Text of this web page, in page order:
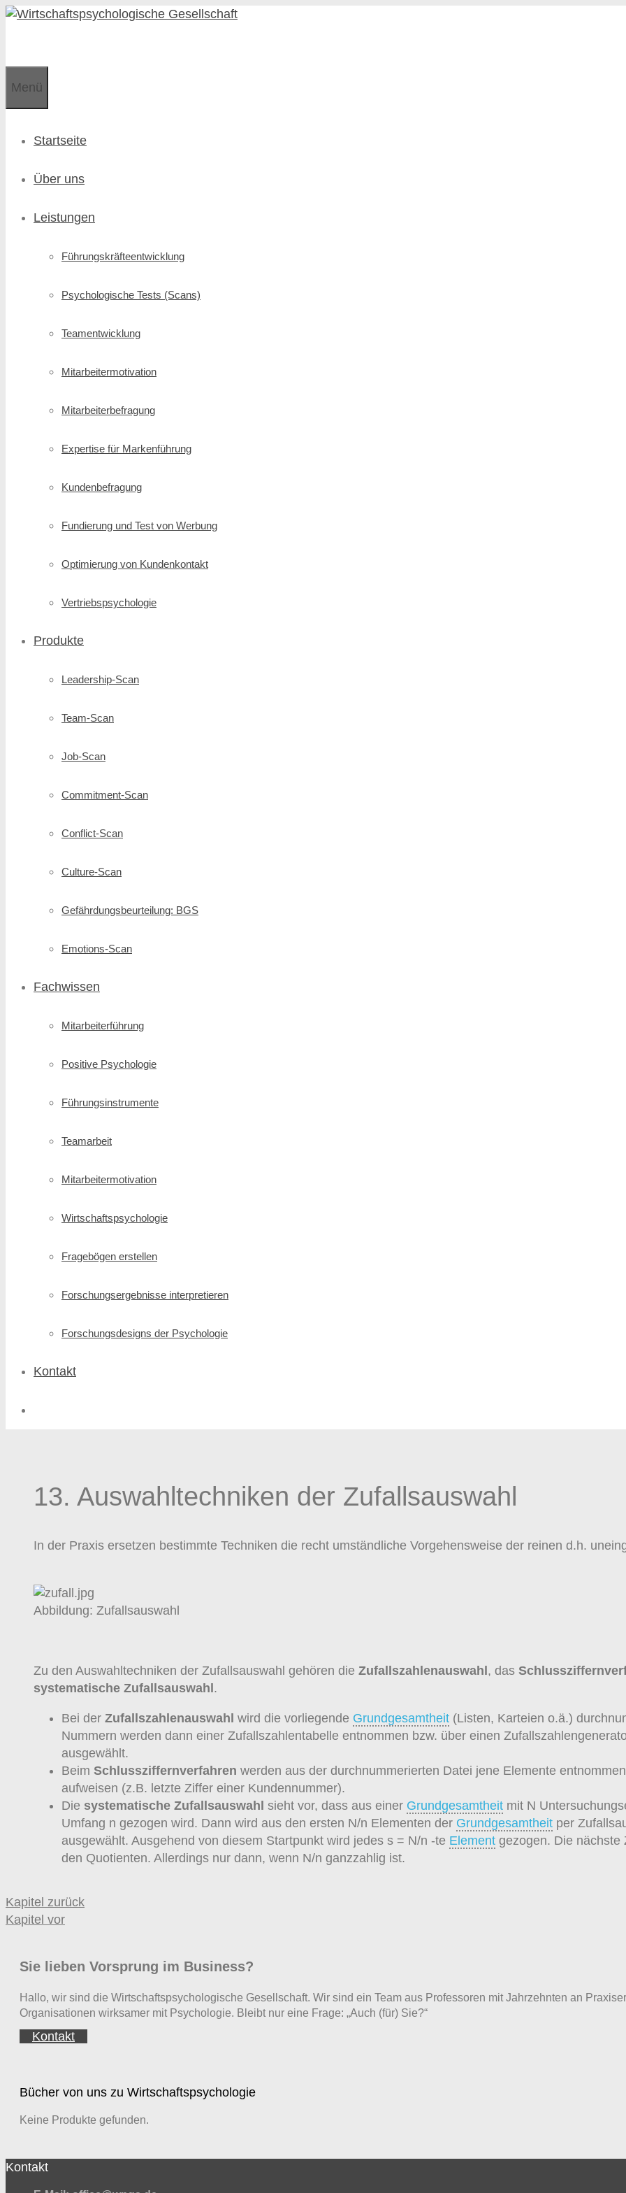
Zum
Zum
Menü
Startseite
Über uns
Leistungen
Führungskräfte­entwicklung
Psychologische Tests (Scans)
Teamentwicklung
Mitarbeitermotivation
Mitarbeiterbefragung
Expertise für Markenführung
Kundenbefragung
Fundierung und Test von Werbung
Optimierung von Kundenkontakt
Vertriebspsychologie
Produkte
Leadership-Scan
Team-Scan
Job-Scan
Commitment-Scan
Conflict-Scan
Culture-Scan
Gefährdungsbeurteilung: BGS
Emotions-Scan
Fachwissen
Mitarbeiterführung
Positive Psychologie
Führungsinstrumente
Teamarbeit
Mitarbeitermotivation
Wirtschafts­psychologie
Fragebögen erstellen
Forschungs­ergebnisse interpretieren
Forschungsdesigns der Psychologie
Kontakt
13. Auswahltechniken der Zufallsauswahl
In der Praxis ersetzen bestimmte Techniken die recht umständliche Vorgehensweise der reinen d.h.
Abbildung: Zufallsauswahl
Zu den Auswahltechniken der Zufallsauswahl gehören die Zufallszahlenauswahl , das
systematische Zufallsauswahl .
Bei der Zufallszahlenauswahl wird die vorliegende Grundgesamtheit (Listen, Karteien o.ä.)
Nummern werden dann einer Zufallszahlentabelle entnommen bzw. über einen
ausgewählt.
Beim Schlussziffernverfahren werden aus der durchnummerierten Datei jene Elemente
aufweisen (z.B. letzte Ziffer einer Kundennummer).
Die systematische Zufallsauswahl sieht vor, dass aus einer Grundgesamtheit mit N
Umfang n gezogen wird. Dann wird aus den ersten N/n Elementen der Grundgesamtheit per
ausgewählt. Ausgehend von diesem Startpunkt wird jedes s = N/n -te Element gezogen. Die nächste
den Quotienten. Allerdings nur dann, wenn N/n ganzzahlig ist.
Kapitel zurück
Kapitel vor
Sie lieben Vorsprung im Business?
Hallo, wir sind die Wirtschaftspsychologische Gesellschaft. Wir sind ein Team aus Professoren mit Jahrzehnten an
Organisationen wirksamer mit Psychologie. Bleibt nur eine Frage: „Auch (für) Sie?“
Kontakt
Bücher von uns zu Wirtschaftspsychologie
Keine Produkte gefunden.
Kontakt